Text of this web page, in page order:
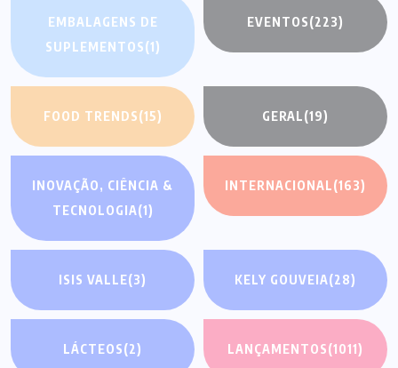
EMBALAGENS DE
SUPLEMENTOS(1)
EVENTOS(223)
FOOD TRENDS(15) GERAL(19)
INOVAÇÃO, CIÊNCIA &
TECNOLOGIA(1)
INTERNACIONAL(163)
ISIS VALLE(3) KELY GOUVEIA(28)
LÁCTEOS(2) LANÇAMENTOS(1011)